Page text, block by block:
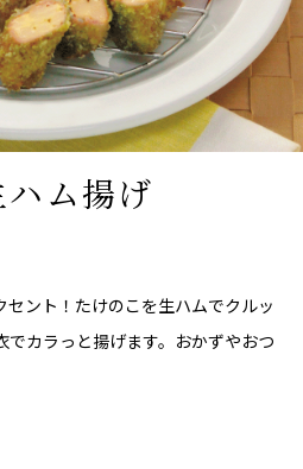
ム揚げ
セント！たけのこを生ハムでクルッ
でカラっと揚げます。おかずやおつ